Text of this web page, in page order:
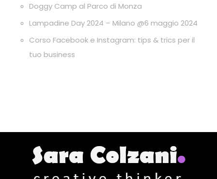
Doggy Camp al Parco di Monza
Lampadine Day 2024 – Milano @6 maggio 2024
Corso Facebook e Instagram: tips & trics per il
tuo business